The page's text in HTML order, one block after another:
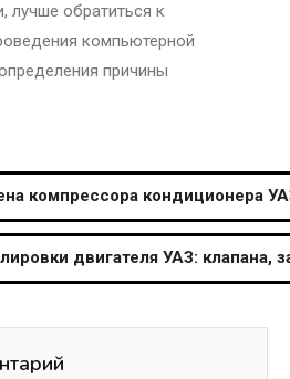
лучше обратиться к
компьютерной
причины
компрессора кондиционера
двигателя УАЗ: клапана,